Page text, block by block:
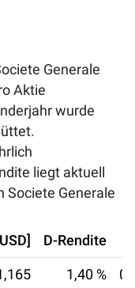
Generale
Aktie
wurde
liegt aktuell
Societe Generale
D-Rendite
1,40 %